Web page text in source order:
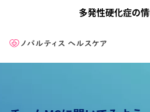
メイ
多発性硬化症の
Site Logo